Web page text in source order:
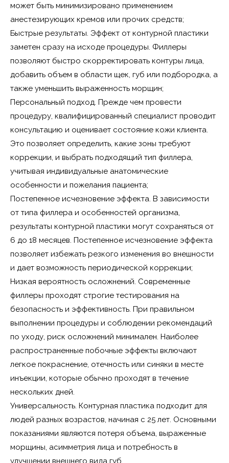
может быть минимизировано применением
анестезирующих кремов или прочих средств;
Быстрые результаты. Эффект от контурной пластики
заметен сразу на исходе процедуры. Филлеры
позволяют быстро скорректировать контуры лица,
добавить объем в области щек, губ или подбородка, а
также уменьшить выраженность морщин;
Персональный подход. Прежде чем провести
процедуру, квалифицированный специалист проводит
консультацию и оценивает состояние кожи клиента.
Это позволяет определить, какие зоны требуют
коррекции, и выбрать подходящий тип филлера,
учитывая индивидуальные анатомические
особенности и пожелания пациента;
Постепенное исчезновение эффекта. В зависимости
от типа филлера и особенностей организма,
результаты контурной пластики могут сохраняться от
6 до 18 месяцев. Постепенное исчезновение эффекта
позволяет избежать резкого изменения во внешности
и дает возможность периодической коррекции;
Низкая вероятность осложнений. Современные
филлеры проходят строгие тестирования на
безопасность и эффективность. При правильном
выполнении процедуры и соблюдении рекомендаций
по уходу, риск осложнений минимален. Наиболее
распространенные побочные эффекты включают
легкое покраснение, отечность или синяки в месте
инъекции, которые обычно проходят в течение
нескольких дней.
Универсальность. Контурная пластика подходит для
людей разных возрастов, начиная с 25 лет. Основными
показаниями являются потеря объема, выраженные
морщины, асимметрия лица и потребность в
улучшении внешнего вида губ.